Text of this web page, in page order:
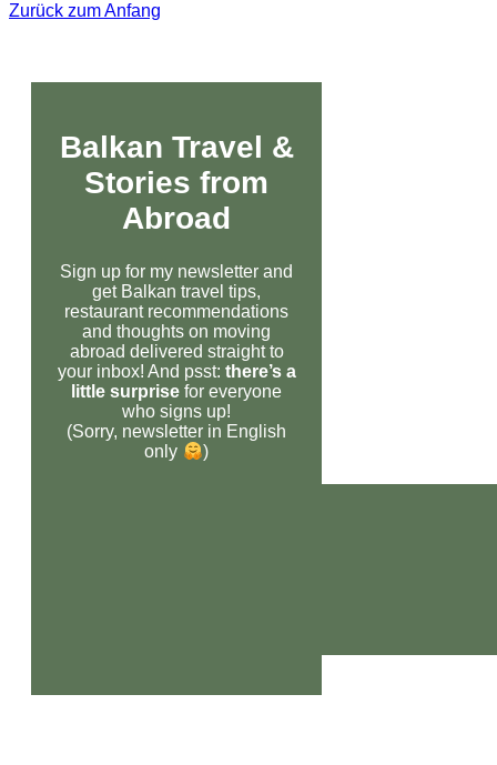
Zurück zum Anfang
Balkan Travel &
Stories from
Abroad
Sign up for my newsletter and
get Balkan travel tips,
restaurant recommendations
and thoughts on moving
abroad delivered straight to
your inbox! And psst: there’s a
little surprise for everyone
who signs up!
(Sorry, newsletter in English
only
)